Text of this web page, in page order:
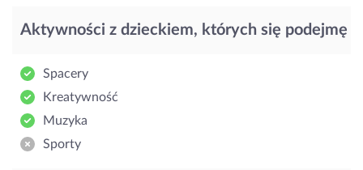
Aktywności z dzieckiem, których się podejmę
Spacery
Kreatywność
Muzyka
Sporty